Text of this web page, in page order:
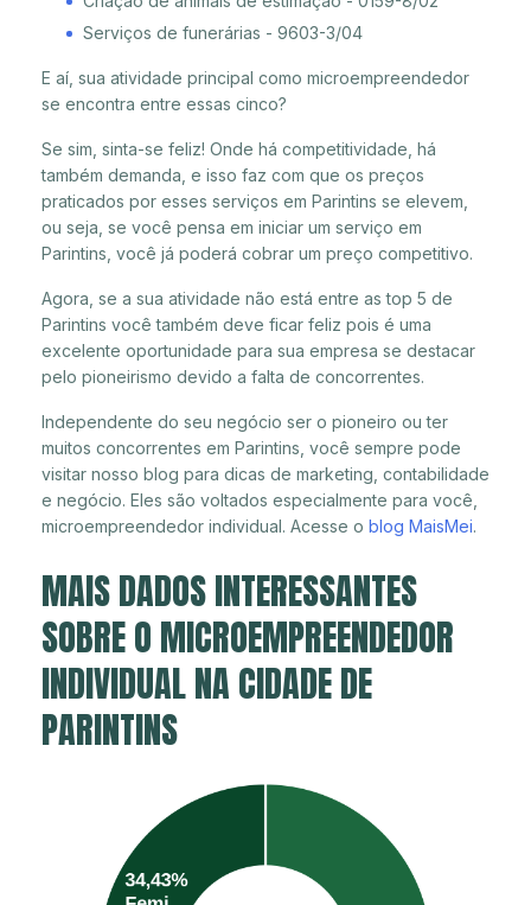
Serviços de funerárias - 9603-3/04
E aí, sua atividade principal como microempreendedor
se encontra entre essas cinco?
Se sim, sinta-se feliz! Onde há competitividade, há
também demanda, e isso faz com que os preços
praticados por esses serviços em Parintins se elevem,
ou seja, se você pensa em iniciar um serviço em
Parintins, você já poderá cobrar um preço competitivo.
Agora, se a sua atividade não está entre as top 5 de
Parintins você também deve ficar feliz pois é uma
excelente oportunidade para sua empresa se destacar
pelo pioneirismo devido a falta de concorrentes.
Independente do seu negócio ser o pioneiro ou ter
muitos concorrentes em Parintins, você sempre pode
visitar nosso blog para dicas de marketing, contabilidade
e negócio. Eles são voltados especialmente para você,
microempreendedor individual. Acesse o blog MaisMei.
MAIS DADOS INTERESSANTES
SOBRE O MICROEMPREENDEDOR
INDIVIDUAL NA CIDADE DE
PARINTINS